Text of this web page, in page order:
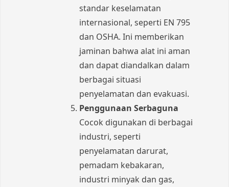
standar keselamatan
internasional, seperti EN 795
dan OSHA. Ini memberikan
jaminan bahwa alat ini aman
dan dapat diandalkan dalam
berbagai situasi
penyelamatan dan evakuasi.
Penggunaan Serbaguna
Cocok digunakan di berbagai
industri, seperti
penyelamatan darurat,
pemadam kebakaran,
industri minyak dan gas,